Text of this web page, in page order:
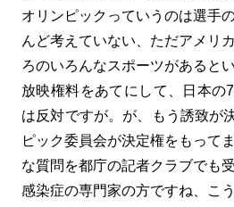
オリンピックっていうのは選手
んど考えていない、ただアメリ
ろのいろんなスポーツがあると
放映権料をあてにして、日本の
は反対ですが。が、もう誘致が
ピック委員会が決定権をもって
な質問を都庁の記者クラブでも
感染症の専門家の方ですね、こ